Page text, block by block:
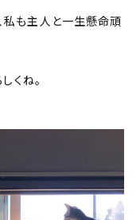
私も主人と一生懸命頑
くね。